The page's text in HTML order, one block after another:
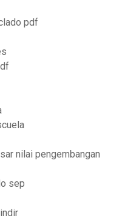
pdf
nilai pengembangan
sep